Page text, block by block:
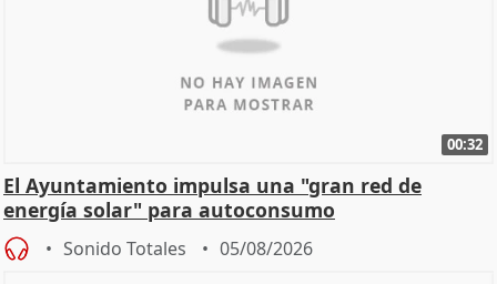
00:32
El Ayuntamiento impulsa una "gran red de
energía solar" para autoconsumo
Sonido Totales 05/08/2026